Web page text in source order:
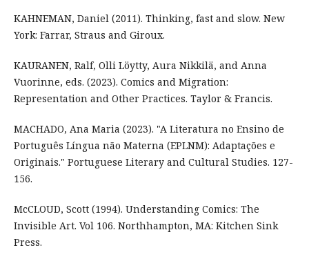
KAHNEMAN, Daniel (2011). Thinking, fast and slow. New
York: Farrar, Straus and Giroux.
KAURANEN, Ralf, Olli Löytty, Aura Nikkilä, and Anna
Vuorinne, eds. (2023). Comics and Migration:
Representation and Other Practices. Taylor & Francis.
MACHADO, Ana Maria (2023). "A Literatura no Ensino de
Português Língua não Materna (EPLNM): Adaptações e
Originais." Portuguese Literary and Cultural Studies. 127-
156.
McCLOUD, Scott (1994). Understanding Comics: The
Invisible Art. Vol 106. Northhampton, MA: Kitchen Sink
Press.